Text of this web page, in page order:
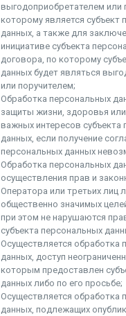
выгодоприобретателем или
которому является субъект
данных, а также для
инициативе субъекта
договора, по которому
данных будет являться
или поручителем;
Обработка персональных
защиты жизни, здоровья
важных интересов субъекта
данных, если получение
персональных данных
Обработка персональных
осуществления прав и
Оператора или третьих лиц
общественно значимых
при этом не нарушаются
субъекта персональных
Осуществляется обработка
данных, доступ
которым предоставлен
данных либо по его просьбе;
Осуществляется обработка
данных, подлежащих